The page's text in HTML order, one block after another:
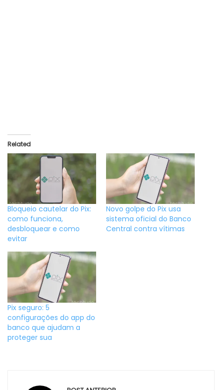
Related
Bloqueio cautelar do Pix:
como funciona,
desbloquear e como
evitar
Novo golpe do Pix usa
sistema oficial do Banco
Central contra vítimas
Pix seguro: 5
configurações do app do
banco que ajudam a
proteger sua